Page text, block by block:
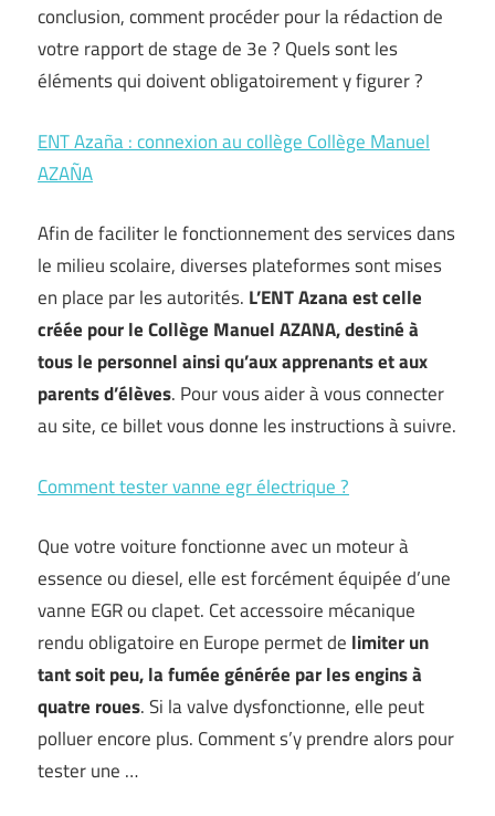
conclusion, comment procéder pour la rédaction de
votre rapport de stage de 3e ? Quels sont les
éléments qui doivent obligatoirement y figurer ?
ENT Azaña : connexion au collège Collège Manuel
AZAÑA
Afin de faciliter le fonctionnement des services dans
le milieu scolaire, diverses plateformes sont mises
en place par les autorités. L’ENT Azana est celle
créée pour le Collège Manuel AZANA, destiné à
tous le personnel ainsi qu’aux apprenants et aux
parents d’élèves. Pour vous aider à vous connecter
au site, ce billet vous donne les instructions à suivre.
Comment tester vanne egr électrique ?
Que votre voiture fonctionne avec un moteur à
essence ou diesel, elle est forcément équipée d’une
vanne EGR ou clapet. Cet accessoire mécanique
rendu obligatoire en Europe permet de limiter un
tant soit peu, la fumée générée par les engins à
quatre roues. Si la valve dysfonctionne, elle peut
polluer encore plus. Comment s’y prendre alors pour
tester une …